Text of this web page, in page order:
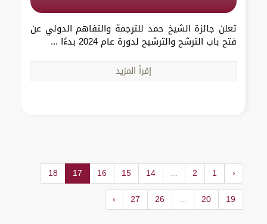
تعلن جائزة الشيخ حمد للترجمة والتفاهم الدولي عن
فتح باب الترشح والترشيح لدورة عام 2024 بدءًا ...
إقرأ المزيد
‹
1
2
...
14
15
16
17
18
19
20
...
26
27
›